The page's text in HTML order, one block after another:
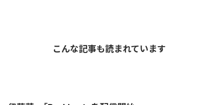
こんな記事も読まれています